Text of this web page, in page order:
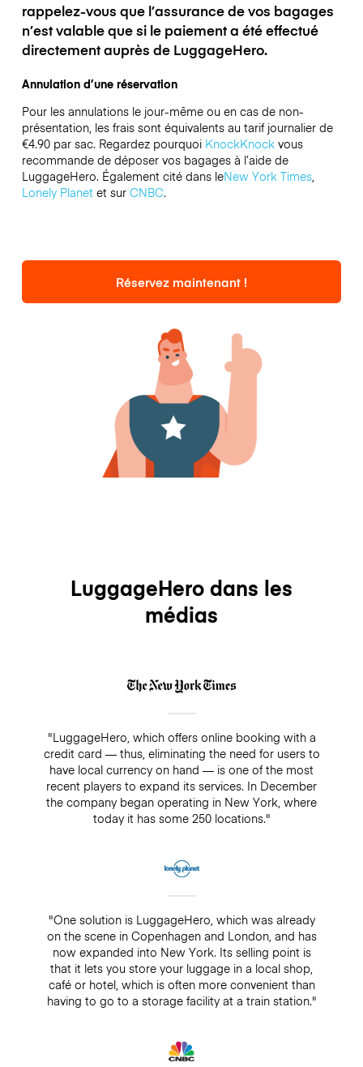
rappelez-vous que l’assurance de vos bagages
n’est valable que si le paiement a été effectué
directement auprès de LuggageHero.
Annulation d’une réservation
Pour les annulations le jour-même ou en cas de non-
présentation, les frais sont équivalents au tarif journalier de
€4.90 par sac. Regardez pourquoi KnockKnockvous
recommande de déposer vos bagages à l’aide de
LuggageHero. Également cité dans leNew York Times,
Lonely Planetet sur CNBC.
Réservez maintenant !
LuggageHero dans les
médias
"LuggageHero, which offers online booking with a
credit card — thus, eliminating the need for users to
have local currency on hand — is one of the most
recent players to expand its services. In December
the company began operating in New York, where
today it has some 250 locations."
"One solution is LuggageHero, which was already
on the scene in Copenhagen and London, and has
now expanded into New York. Its selling point is
that it lets you store your luggage in a local shop,
café or hotel, which is often more convenient than
having to go to a storage facility at a train station."